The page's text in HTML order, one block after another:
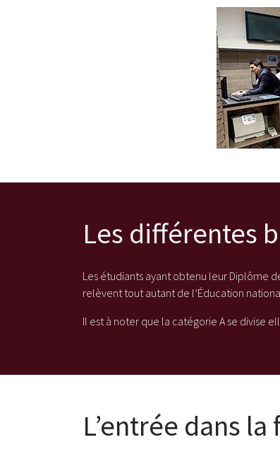
Les différentes
Les étudiants ayant obtenu leur Diplôme
relèvent tout autant de l’Éducation
Il est à noter que la catégorie A se divise
L’entrée dans